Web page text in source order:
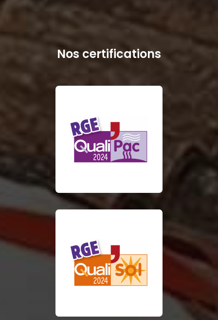
Nos certifications